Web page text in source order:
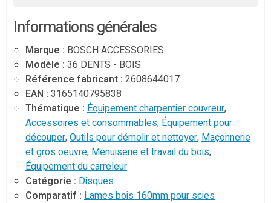
Informations générales
Marque : BOSCH ACCESSORIES
Modèle : 36 DENTS - BOIS
Référence fabricant : ‎2608644017
EAN : 3165140795838
Thématique : Équipement charpentier couvreur,
Accessoires et consommables, Équipement pour
découper,Outils pour démolir et nettoyer, Maçonnerie
et gros oeuvre, Menuiserie et travail du bois,
Équipement du carreleur
Catégorie : Disques
Comparatif : Lames bois 160mm pour scies